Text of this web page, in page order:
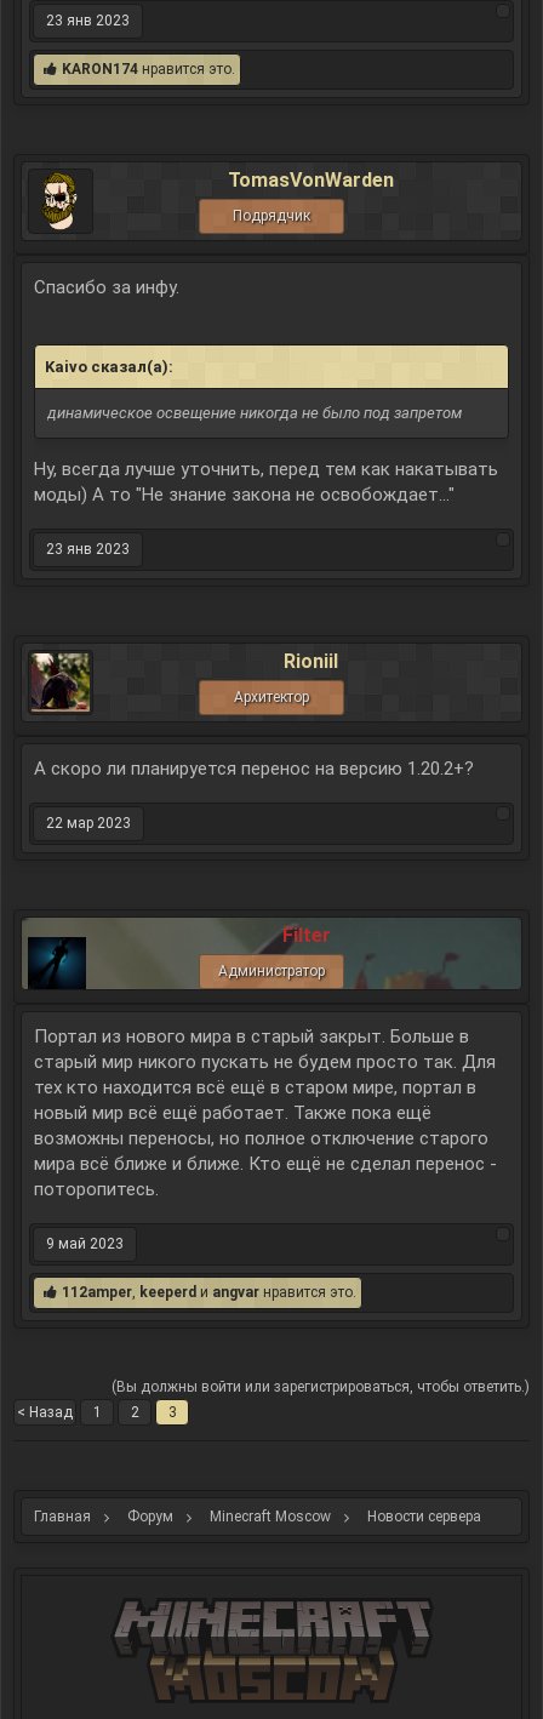
23 янв 2023
KARON174 нравится это.
TomasVonWarden
Подрядчик
Спасибо за инфу.
Kaivo сказал(а):
динамическое освещение никогда не было под запретом
Ну, всегда лучше уточнить, перед тем как накатывать
моды) А то "Не знание закона не освобождает..."
23 янв 2023
Rioniil
Архитектор
А скоро ли планируется перенос на версию 1.20.2+?
22 мар 2023
Filter
Администратор
Портал из нового мира в старый закрыт. Больше в
старый мир никого пускать не будем просто так. Для
тех кто находится всё ещё в старом мире, портал в
новый мир всё ещё работает. Также пока ещё
возможны переносы, но полное отключение старого
мира всё ближе и ближе. Кто ещё не сделал перенос -
поторопитесь.
9 май 2023
112amper, keeperd и angvar нравится это.
(Вы должны войти или зарегистрироваться, чтобы ответить.)
< Назад
1 2 3
Главная Форум Minecraft Moscow Новости сервера